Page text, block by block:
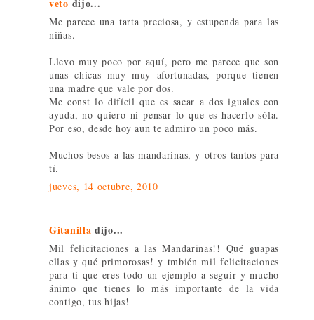
Me parece una tarta preciosa, y estupenda para las
niñas.
Llevo muy poco por aquí, pero me parece que son
unas chicas muy muy afortunadas, porque tienen
una madre que vale por dos.
Me const lo difícil que es sacar a dos iguales con
ayuda, no quiero ni pensar lo que es hacerlo sóla.
Por eso, desde hoy aun te admiro un poco más.
Muchos besos a las mandarinas, y otros tantos para
tí.
jueves, 14 octubre, 2010
Gitanilla dijo...
Mil felicitaciones a las Mandarinas!! Qué guapas
ellas y qué primorosas! y tmbién mil felicitaciones
para ti que eres todo un ejemplo a seguir y mucho
ánimo que tienes lo más importante de la vida
contigo, tus hijas!